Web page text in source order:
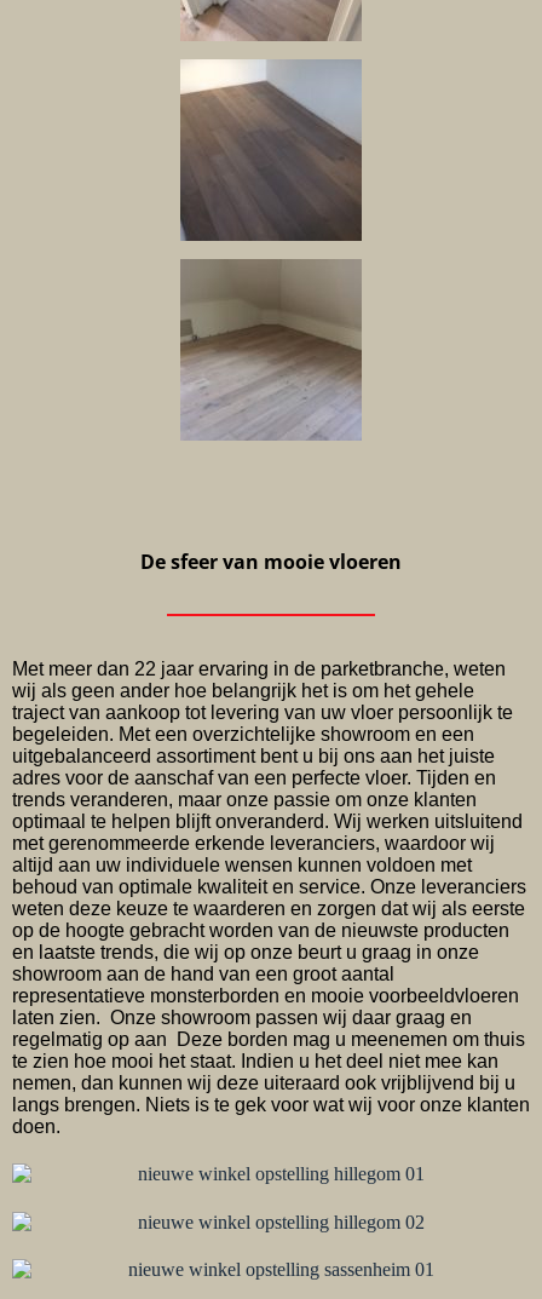
De sfeer van mooie vloeren
Met meer dan 22 jaar ervaring in de parketbranche, weten
wij als geen ander hoe belangrijk het is om het gehele
traject van aankoop tot levering van uw vloer persoonlijk te
begeleiden. Met een overzichtelijke showroom en een
uitgebalanceerd assortiment bent u bij ons aan het juiste
adres voor de aanschaf van een perfecte vloer. Tijden en
trends veranderen, maar onze passie om onze klanten
optimaal te helpen blijft onveranderd. Wij werken uitsluitend
met gerenommeerde erkende leveranciers, waardoor wij
altijd aan uw individuele wensen kunnen voldoen met
behoud van optimale kwaliteit en service. Onze leveranciers
weten deze keuze te waarderen en zorgen dat wij als eerste
op de hoogte gebracht worden van de nieuwste producten
en laatste trends, die wij op onze beurt u graag in onze
showroom aan de hand van een groot aantal
representatieve monsterborden en mooie voorbeeldvloeren
laten zien. Onze showroom passen wij daar graag en
regelmatig op aan Deze borden mag u meenemen om thuis
te zien hoe mooi het staat. Indien u het deel niet mee kan
nemen, dan kunnen wij deze uiteraard ook vrijblijvend bij u
langs brengen. Niets is te gek voor wat wij voor onze klanten
doen.